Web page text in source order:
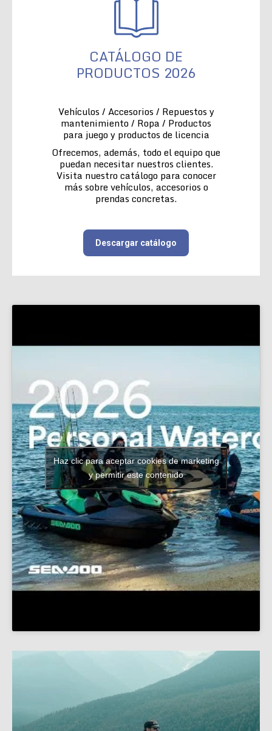
CATÁLOGO DE
PRODUCTOS 2026
Vehículos / Accesorios / Repuestos y
mantenimiento / Ropa / Productos
para juego y productos de licencia
Ofrecemos, además, todo el equipo que
puedan necesitar nuestros clientes.
Visita nuestro catálogo para conocer
más sobre vehículos, accesorios o
prendas concretas.
Descargar catálogo
Haz clic para aceptar cookies de marketing
y permitir este contenido